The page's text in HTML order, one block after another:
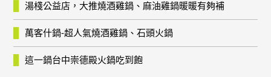
湯棧公益店，大推燒酒雞鍋、麻油雞鍋暖暖有夠補
萬客什鍋-超人氣燒酒雞鍋、石頭火鍋
這一鍋台中崇德殿火鍋吃到飽